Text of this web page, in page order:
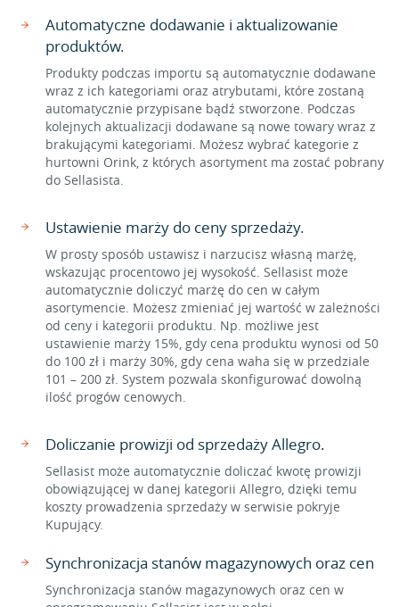
Automatyczne dodawanie i aktualizowanie
produktów.
Produkty podczas importu są automatycznie dodawane
wraz z ich kategoriami oraz atrybutami, które zostaną
automatycznie przypisane bądź stworzone. Podczas
kolejnych aktualizacji dodawane są nowe towary wraz z
brakującymi kategoriami. Możesz wybrać kategorie z
hurtowni Orink, z których asortyment ma zostać pobrany
do Sellasista.
Ustawienie marży do ceny sprzedaży.
W prosty sposób ustawisz i narzucisz własną marżę,
wskazując procentowo jej wysokość. Sellasist może
automatycznie doliczyć marżę do cen w całym
asortymencie. Możesz zmieniać jej wartość w zależności
od ceny i kategorii produktu. Np. możliwe jest
ustawienie marży 15%, gdy cena produktu wynosi od 50
do 100 zł i marży 30%, gdy cena waha się w przedziale
101 – 200 zł. System pozwala skonfigurować dowolną
ilość progów cenowych.
Doliczanie prowizji od sprzedaży Allegro.
Sellasist może automatycznie doliczać kwotę prowizji
obowiązującej w danej kategorii Allegro, dzięki temu
koszty prowadzenia sprzedaży w serwisie pokryje
Kupujący.
Synchronizacja stanów magazynowych oraz cen
Synchronizacja stanów magazynowych oraz cen w